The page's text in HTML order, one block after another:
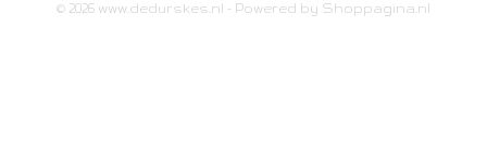
© 2026 www.dedurskes.nl - Powered by Shoppagina.nl